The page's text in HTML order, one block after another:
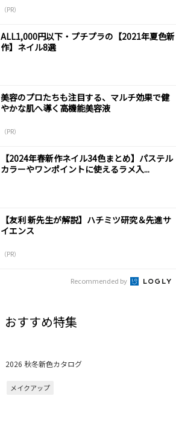
（PR）
ALL1,000円以下・プチプラの【2021年夏色新
作】ネイル8選
美容のプロたちも注目する、マルチ効果で健
やかな肌へ導く高機能美容液
（PR）
【2024年春新作ネイル34色まとめ】パステル
カラーやワンポイントに使えるラメ入...
【友利 新先生が解説】ハチミツ研究＆先進サ
イエンス
（PR）
Recommended by
おすすめ特集
2026 秋冬新色カタログ
メイクアップ